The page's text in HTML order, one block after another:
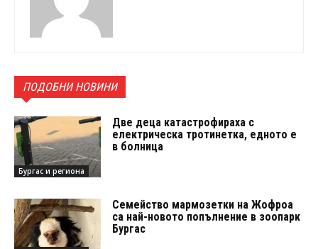
ПОДОБНИ НОВИНИ
Бургас и региона
Две деца катастрофираха с
електрическа тротинетка, едното е
в болница
Семейство мармозетки на Жофроа
са най-новото попълнение в зоопарк
Бургас